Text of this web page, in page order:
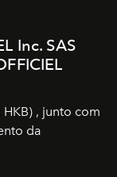
Inc. SAS
HKB) , junto com
da